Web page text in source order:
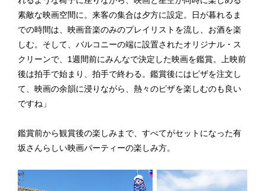
素敵な映画空間に。来客の集合は夕方に設定。日が暮れるま
での時間は、映画音楽のみのプレイリストを流し、お酒を楽
しむ。そして、バルコニーの端に設置されたオリジナル・ス
クリーンで、1週間前にみんなで決定した映画を鑑賞。上映前
後は拍手で始まり、拍手で終わる。鑑賞後にはピザを注文し
て、映画の余韻に浸りながら、熱々のピザを楽しむのも良い
ですね」
鑑賞前から観賞後の楽しみまで、すべてがセットになった有
坂さんらしい映画パーティーの楽しみ方。